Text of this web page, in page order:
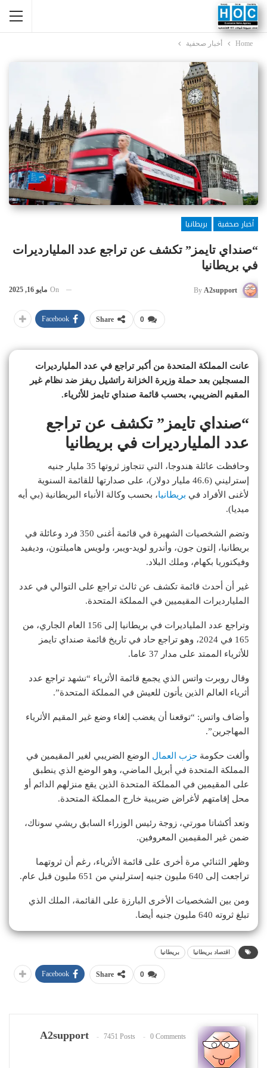
Home أخبار صحفية
أخبار صحفية
بريطانيا
“صنداي تايمز” تكشف عن تراجع عدد المليارديرات
في بريطانيا
By A2support
On مايو 16, 2025
0
Share
Facebook
عانت المملكة المتحدة من أكبر تراجع في عدد المليارديرات
المسجلين بعد حملة وزيرة الخزانة راتشيل ريفز ضد نظام غير
المقيم الضريبي، بحسب قائمة صنداي تايمز للأثرياء.
“صنداي تايمز” تكشف عن تراجع
عدد المليارديرات في بريطانيا
وحافظت عائلة هندوجا، التي تتجاوز ثروتها 35 مليار جنيه
إسترليني (46.6 مليار دولار)، على صدارتها للقائمة السنوية
لأغنى الأفراد في بريطانيا، بحسب وكالة الأنباء البريطانية (بي أيه
ميديا).
وتضم الشخصيات الشهيرة في قائمة أغنى 350 فرد وعائلة في
بريطانيا، إلتون جون، وأندرو لويد-ويبر، ولويس هاميلتون، وديفيد
وفيكتوريا بكهام، وملك البلاد.
غير أن أحدث قائمة تكشف عن ثالث تراجع على التوالي في عدد
المليارديرات المقيميين في المملكة المتحدة.
وتراجع عدد الملياديرات في بريطانيا إلى 156 العام الجاري، من
165 في 2024، وهو تراجع حاد في تاريخ قائمة صنداي تايمز
للأثرياء الممتد على مدار 37 عاما.
وقال روبرت واتس الذي يجمع قائمة الأثرياء “نشهد تراجع عدد
أثرياء العالم الذين يأتون للعيش في المملكة المتحدة”.
وأضاف واتس: “توقعنا أن يغضب إلغاء وضع غير المقيم الأثرياء
المهاجرين”.
وألغت حكومة حزب العمال الوضع الضريبي لغير المقيمين في
المملكة المتحدة في أبريل الماضي، وهو الوضع الذي ينطبق
على المقيمين في المملكة المتحدة الذين يقع منزلهم الدائم أو
محل إقامتهم لأغراض ضريبية خارج المملكة المتحدة.
وتعد أكشاتا مورتي، زوجة رئيس الوزراء السابق ريشي سوناك،
ضمن غير المقيمين المعروفين.
وظهر الثنائي مرة أخرى على قائمة الأثرياء، رغم أن ثروتهما
تراجعت إلى 640 مليون جنيه إسترليني من 651 مليون قبل عام.
ومن بين الشخصيات الأخرى البارزة على القائمة، الملك الذي
تبلغ ثروته 640 مليون جنيه أيضا.
اقتصاد بريطانيا بريطانيا
0
Share
Facebook
A2support 7451 Posts 0 Comments